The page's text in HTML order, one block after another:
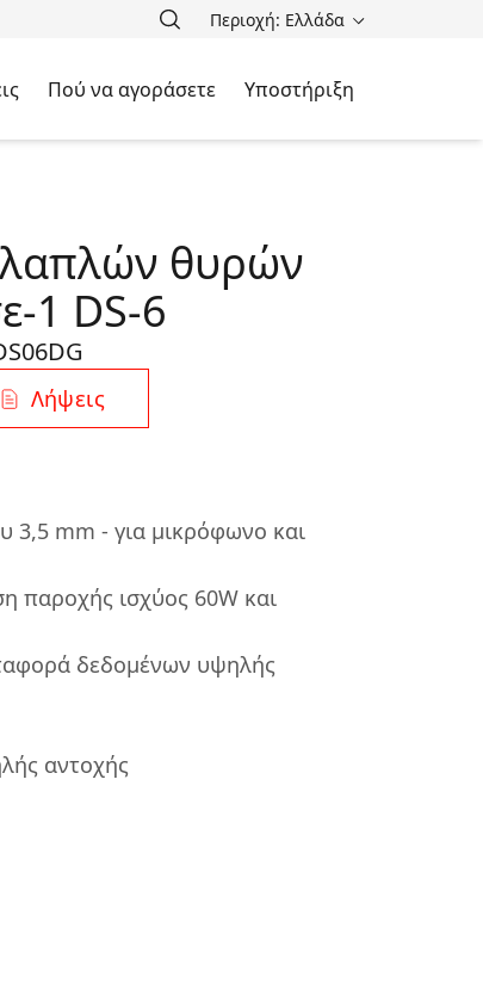
Περιοχή: Ελλάδα
Πού να αγοράσετε Υποστήριξη
θυρών
1 DS-6
Λήψεις
3,5 mm - για μικρόφωνο και
παροχής ισχύος 60W και
δεδομένων υψηλής
αντοχής